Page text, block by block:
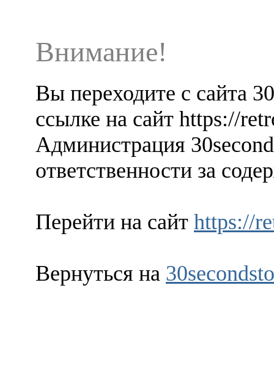
Внимание!
Вы переходите с сайта
ссылке на сайт https://
Администрация
ответственности за
Перейти на сайт https://
Вернуться на